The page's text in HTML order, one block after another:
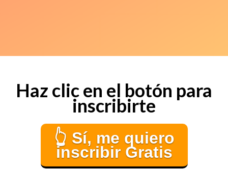
Haz clic en el botón para
inscribirte
👆 Sí, me quiero
inscribir Gratis